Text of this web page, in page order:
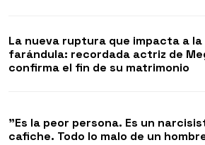
La nueva ruptura que impacta a la
farándula: recordada actriz de
confirma el fin de su matrimonio
"Es la peor persona. Es un
cafiche. Todo lo malo de un